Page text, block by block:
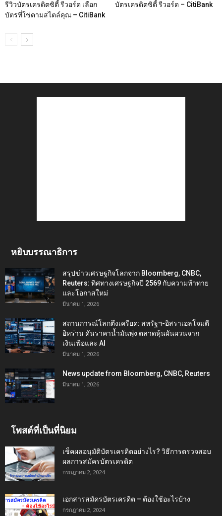
รีวิวบัตรเครดิตซิตี้ รีวอร์ด เลือก
บัตรที่ใช่ตามสไตล์คุณ – CitiBank
บัตรเครดิตซิตี้ รีวอร์ด – CitiBank
หยิบบรรณาธิการ
สรุปข่าวเศรษฐกิจโลกจาก Bloomberg, CNBC,
Reuters: ทิศทางเศรษฐกิจปี 2569 กับความท้าทาย
และโอกาสใหม่
มีนาคม 1, 2026
สถานการณ์โลกตึงเครียด: สหรัฐฯ-อิสราเอลโจมตี
อิหร่าน ดันราคาน้ำมันพุ่ง ตลาดหุ้นผันผวนจาก
เงินเฟ้อและ AI
มีนาคม 1, 2026
News update from Bloomberg, CNBC, Reuters
มีนาคม 1, 2026
โพสต์ที่เป็นที่นิยม
เช็คผลอนุมัติบัตรเครดิตอย่างไร? วิธีการตรวจสอบ
ผลการสมัครบัตรเครดิต
กรกฎาคม 2, 2024
เอกสารสมัครบัตรเครดิต – ต้องใช้อะไรบ้าง
กรกฎาคม 2, 2024